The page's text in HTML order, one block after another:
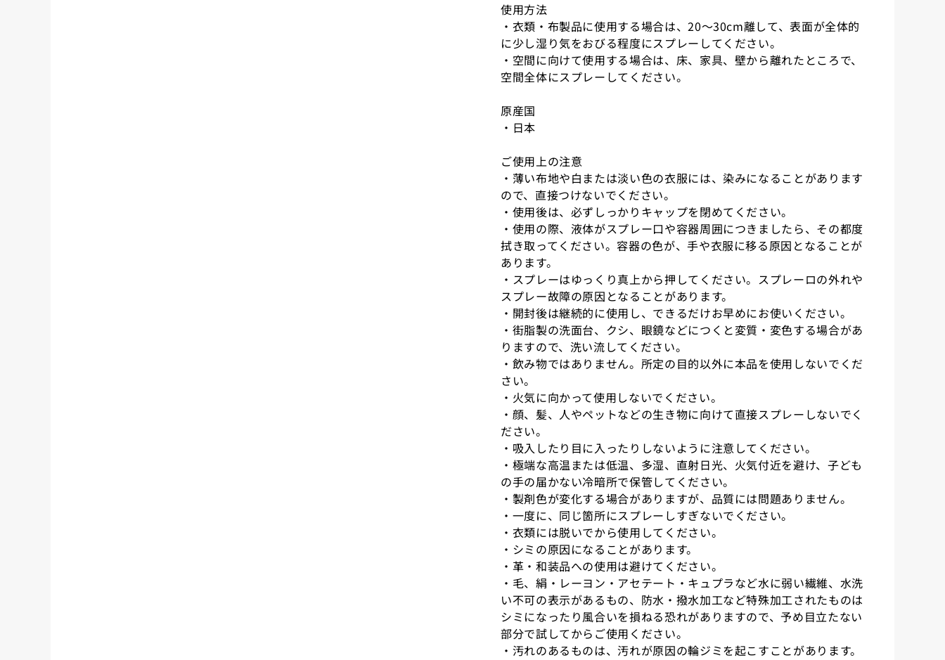
使用方法
・衣類・布製品に使用する場合は、20～30cm離して、表面が全体的
に少し湿り気をおびる程度にスプレーしてください。
・空間に向けて使用する場合は、床、家具、壁から離れたところで、
空間全体にスプレーしてください。
原産国
・日本
ご使用上の注意
・薄い布地や白または淡い色の衣服には、染みになることがあります
ので、直接つけないでください。
・使用後は、必ずしっかりキャップを閉めてください。
・使用の際、液体がスプレー口や容器周囲につきましたら、その都度
拭き取ってください。容器の色が、手や衣服に移る原因となることが
あります。
・スプレーはゆっくり真上から押してください。スプレーロの外れや
スプレー故障の原因となることがあります。
・開封後は継続的に使用し、できるだけお早めにお使いください。
・街脂製の洗面台、クシ、眼鏡などにつくと変質・変色する場合があ
りますので、洗い流してください。
・飲み物ではありません。所定の目的以外に本品を使用しないでくだ
さい。
・火気に向かって使用しないでください。
・顔、髪、人やペットなどの生き物に向けて直接スプレーしないでく
ださい。
・吸入したり目に入ったりしないように注意してください。
・極端な高温または低温、多湿、直射日光、火気付近を避け、子ども
の手の届かない冷暗所で保管してください。
・製剤色が変化する場合がありますが、品質には問題ありません。
・一度に、同じ箇所にスプレーしすぎないでください。
・衣類には脱いでから使用してください。
・シミの原因になることがあります。
・革・和装品への使用は避けてください。
・毛、絹・レーヨン・アセテート・キュプラなど水に弱い繊維、水洗
い不可の表示があるもの、防水・撥水加工など特殊加工されたものは
シミになったり風合いを損ねる恐れがありますので、予め目立たない
部分で試してからご使用ください。
・汚れのあるものは、汚れが原因の輪ジミを起こすことがあります。